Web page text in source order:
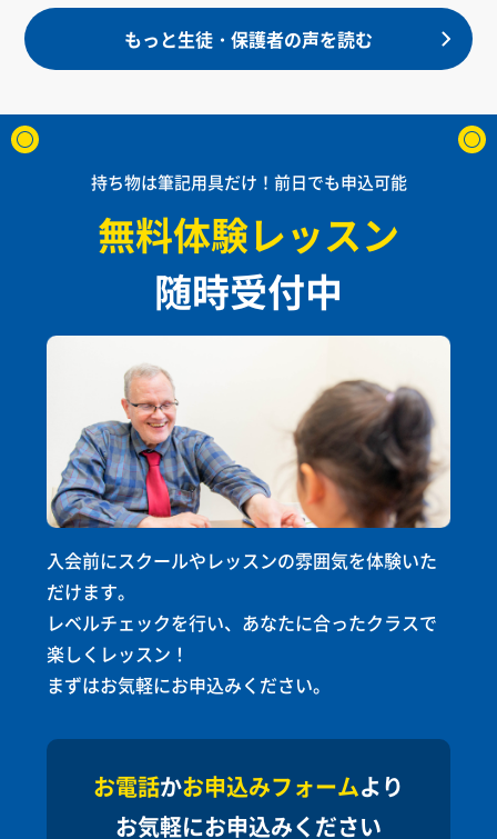
もっと生徒・保護者の声を読む
持ち物は筆記用具だけ！前日でも申込可能
無料体験レッスン
随時受付中
入会前にスクールやレッスンの雰囲気を体験いた
だけます。
レベルチェックを行い、あなたに合ったクラスで
楽しくレッスン！
まずはお気軽にお申込みください。
お電話かお申込みフォームより
お気軽にお申込みください
Isabel Lim
勤務年数：2年（2024年
プロフィール
東京・中国・シンガポール等の英会話スクールで
Paul Brankow
勤務年数：1年（2025年
プロフィール
Noah Warren
より）
デイナ・バック
より）
プロフィール
大学で演劇とコミュニケーションを学び、2002年
Isabel Lim
勤務年数：2年（2024年
プロフィール
東京・中国・シンガポール等の英会話スクールで
Paul Brankow
勤務年数：1年（2025年
プロフィール